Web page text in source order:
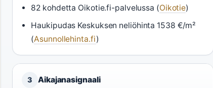
82 kohdetta Oikotie.fi-palvelussa (Oikotie)
Haukipudas Keskuksen neliöhinta 1538 €/m²
(Asunnollehinta.fi)
3 Aikajanasignaali